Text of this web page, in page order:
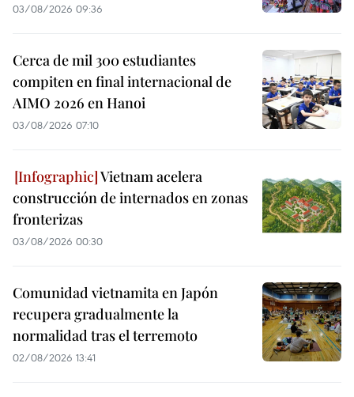
03/08/2026 09:36
Cerca de mil 300 estudiantes
compiten en final internacional de
AIMO 2026 en Hanoi
03/08/2026 07:10
Vietnam acelera
construcción de internados en zonas
fronterizas
03/08/2026 00:30
Comunidad vietnamita en Japón
recupera gradualmente la
normalidad tras el terremoto
02/08/2026 13:41